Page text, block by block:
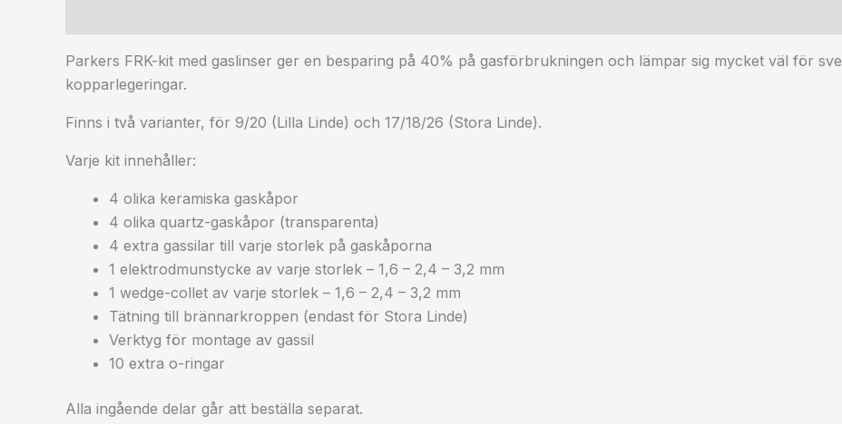
Parkers FRK-kit med gaslinser ger en besparing på 40% på gasförbrukningen och lämpar sig mycket väl för
kopparlegeringar.
Finns i två varianter, för 9/20 (Lilla Linde) och 17/18/26 (Stora Linde).
Varje kit innehåller:
4 olika keramiska gaskåpor
4 olika quartz-gaskåpor (transparenta)
4 extra gassilar till varje storlek på gaskåporna
1 elektrodmunstycke av varje storlek – 1,6 – 2,4 – 3,2 mm
1 wedge-collet av varje storlek – 1,6 – 2,4 – 3,2 mm
Tätning till brännarkroppen (endast för Stora Linde)
Verktyg för montage av gassil
10 extra o-ringar
Alla ingående delar går att beställa separat.